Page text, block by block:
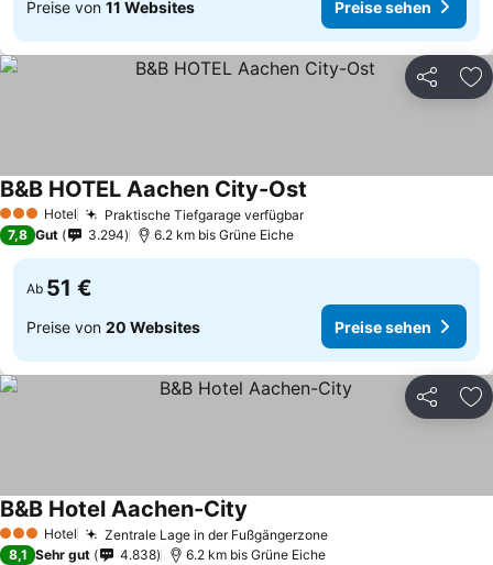
Preise von 11 Websites Preise sehen
Teilen
3 SterneHotel Praktische Tiefgarage verfügbar
B&B HOTEL Aachen City-Ost
7,8 Gut 3.294 6.2 km bis Grüne Eiche
Ab 51 €
Preise von 20 Websites Preise sehen
Teilen
3 SterneHotel Zentrale Lage in der Fußgängerzone
B&B Hotel Aachen-City
8,1 Sehr gut 4.838 6.2 km bis Grüne Eiche